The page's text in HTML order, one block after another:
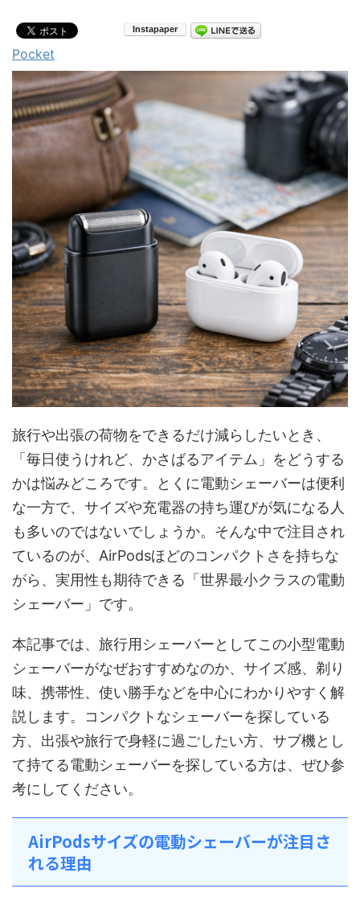
Pocket
旅行や出張の荷物をできるだけ減らしたいとき、
「毎日使うけれど、かさばるアイテム」をどうする
かは悩みどころです。とくに電動シェーバーは便利
な一方で、サイズや充電器の持ち運びが気になる人
も多いのではないでしょうか。そんな中で注目され
ているのが、AirPodsほどのコンパクトさを持ちな
がら、実用性も期待できる「世界最小クラスの電動
シェーバー」です。
本記事では、旅行用シェーバーとしてこの小型電動
シェーバーがなぜおすすめなのか、サイズ感、剃り
味、携帯性、使い勝手などを中心にわかりやすく解
説します。コンパクトなシェーバーを探している
方、出張や旅行で身軽に過ごしたい方、サブ機とし
て持てる電動シェーバーを探している方は、ぜひ参
考にしてください。
AirPodsサイズの電動シェーバーが注目さ
れる理由